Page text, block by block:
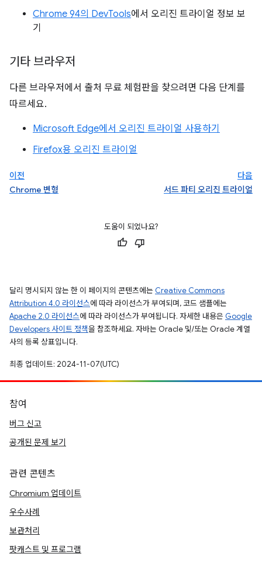
Chrome 94의 DevTools에서 오리진 트라이얼 정보 보
기
기타 브라우저
다른 브라우저에서 출처 무료 체험판을 찾으려면 다음 단계를
따르세요.
Microsoft Edge에서 오리진 트라이얼 사용하기
Firefox용 오리진 트라이얼
이전
Chrome 변형
다음
서드 파티 오리진 트라이얼
도움이 되었나요?
달리 명시되지 않는 한 이 페이지의 콘텐츠에는 Creative Commons
Attribution 4.0 라이선스에 따라 라이선스가 부여되며, 코드 샘플에는
Apache 2.0 라이선스에 따라 라이선스가 부여됩니다. 자세한 내용은 Google
Developers 사이트 정책을 참조하세요. 자바는 Oracle 및/또는 Oracle 계열
사의 등록 상표입니다.
최종 업데이트: 2024-11-07(UTC)
참여
버그 신고
공개된 문제 보기
관련 콘텐츠
Chromium 업데이트
우수사례
보관처리
팟캐스트 및 프로그램